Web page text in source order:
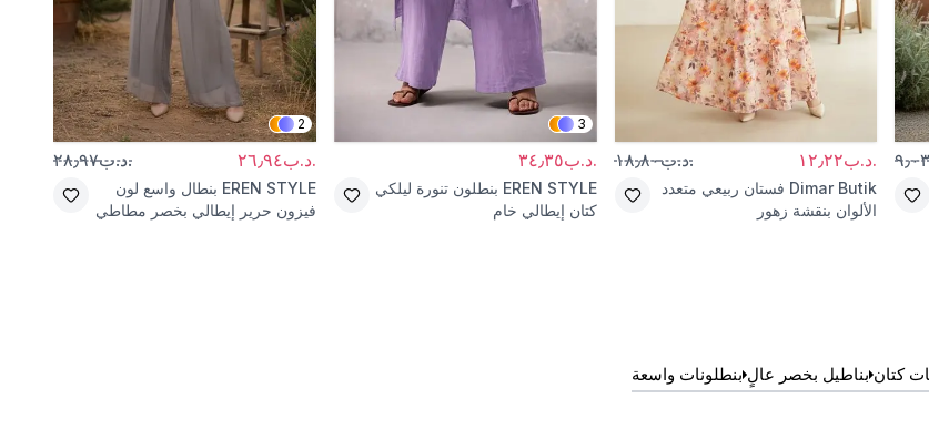
.د.ب١٢٫٢٢ .د.ب١٨٫٨٠
Dimar Butik فستان ربيعي متعدد
الألوان بنقشة زهور
3
.د.ب٣٤٫٣٥
EREN STYLE بنطلون تنورة ليلكي
كتان إيطالي خام
2
.د.ب٢٦٫٩٤ .د.ب٢٨٫٩٧
EREN STYLE بنطال واسع لون
فيزون حرير إيطالي بخصر مطاطي
كتان بناطيل بخصر عالٍ بنطلونات واسعة